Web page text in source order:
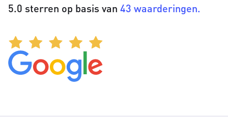
5.0 sterren op basis van 43 waarderingen.